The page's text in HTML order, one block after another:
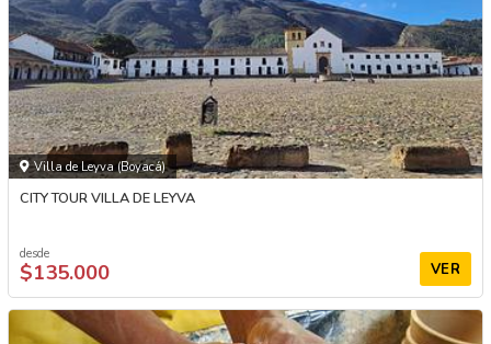
Villa de Leyva (Boyacá)
CITY TOUR VILLA DE LEYVA
desde
$135.000 VER